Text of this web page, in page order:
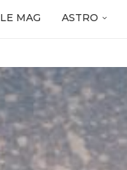
LE MAG ASTRO